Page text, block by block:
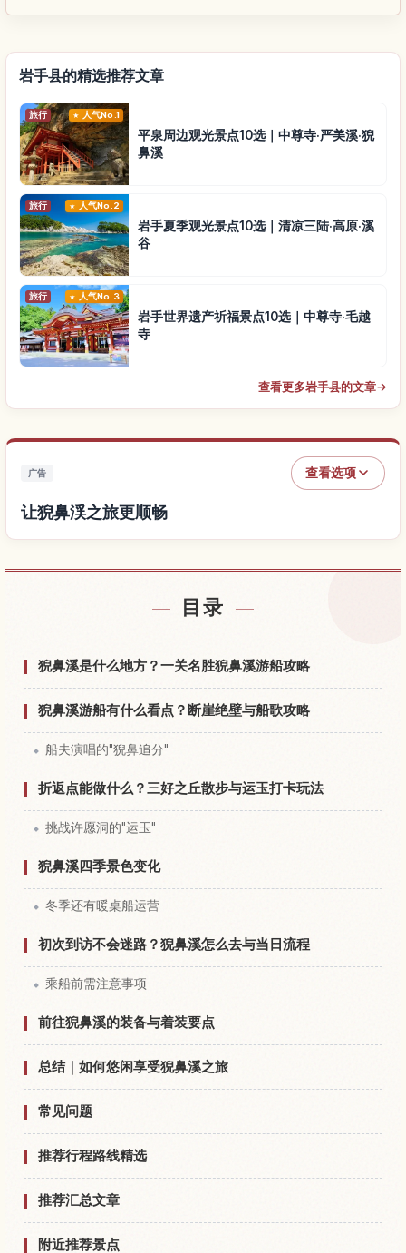
岩手县的精选推荐文章
旅行 人气No.1
平泉周边观光景点10选｜中尊寺·严美溪·猊
鼻溪
旅行 人气No.2
岩手夏季观光景点10选｜清凉三陆·高原·溪
谷
旅行 人气No.3
岩手世界遗产祈福景点10选｜中尊寺·毛越
寺
查看更多岩手县的文章→
广告 查看选项
让猊鼻渓之旅更顺畅
目录
猊鼻溪是什么地方？一关名胜猊鼻溪游船攻略
猊鼻溪游船有什么看点？断崖绝壁与船歌攻略
船夫演唱的"猊鼻追分"
折返点能做什么？三好之丘散步与运玉打卡玩法
挑战许愿洞的"运玉"
猊鼻溪四季景色变化
冬季还有暖桌船运营
初次到访不会迷路？猊鼻溪怎么去与当日流程
乘船前需注意事项
前往猊鼻溪的装备与着装要点
总结｜如何悠闲享受猊鼻溪之旅
常见问题
推荐行程路线精选
推荐汇总文章
附近推荐景点